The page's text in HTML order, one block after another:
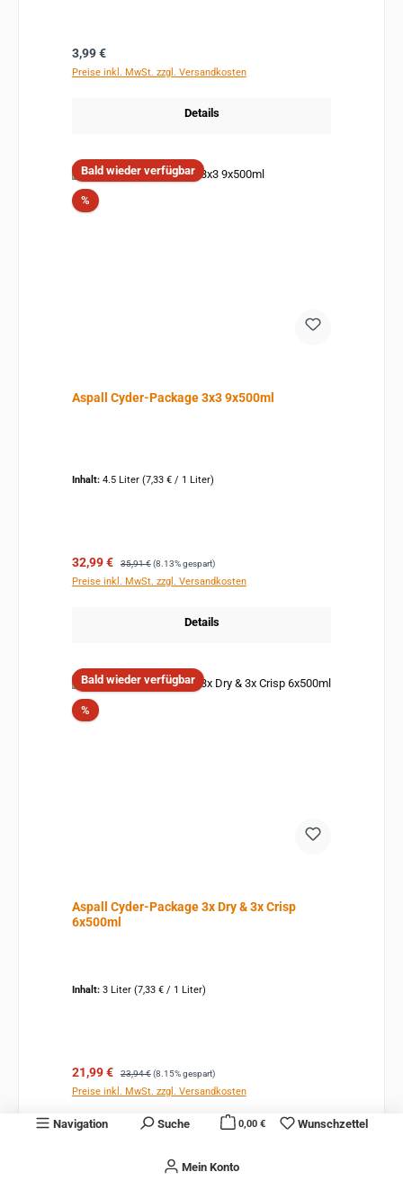
Navigation Suche Wunschzettel
Mein Konto
0,00 €
Regulärer Preis:
3,99 €
Preise inkl. MwSt. zzgl. Versandkosten
Details
Bald wieder verfügbar
%Rabatt
Aspall Cyder-Package 3x3 9x500ml
Inhalt: 4.5 Liter (7,33 € / 1 Liter)
Verkaufspreis:
32,99 € Regulärer Preis:
35,91 € (8.13% gespart)
Preise inkl. MwSt. zzgl. Versandkosten
Details
Bald wieder verfügbar
%Rabatt
Aspall Cyder-Package 3x Dry & 3x Crisp
6x500ml
Inhalt: 3 Liter (7,33 € / 1 Liter)
Verkaufspreis:
21,99 € Regulärer Preis:
23,94 € (8.15% gespart)
Preise inkl. MwSt. zzgl. Versandkosten
Details